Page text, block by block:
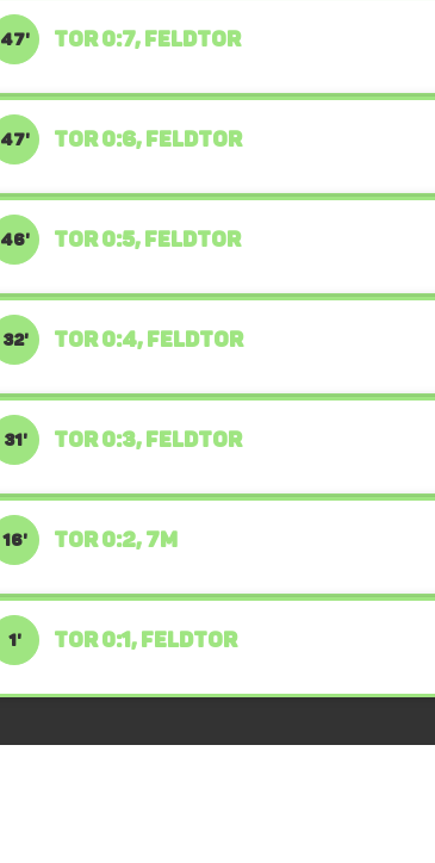
47' TOR 0:7, FELDTOR
47' TOR 0:6, FELDTOR
46' TOR 0:5, FELDTOR
32' TOR 0:4, FELDTOR
31' TOR 0:3, FELDTOR
16' TOR 0:2, 7M
1' TOR 0:1, FELDTOR